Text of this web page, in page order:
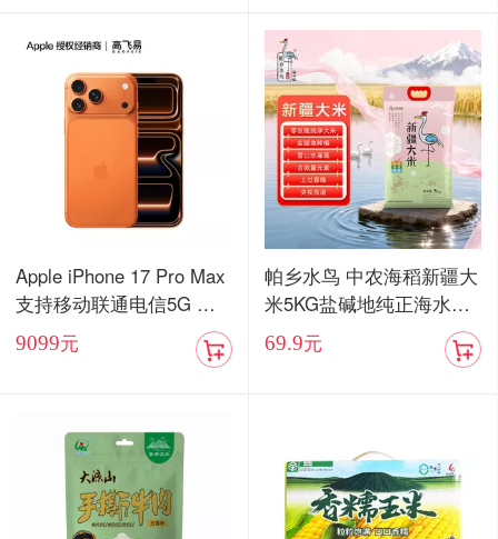
Apple iPhone 17 Pro Max
支持移动联通电信5G 双
卡双待手机【现货发售】
9099元
帕乡水鸟 中农海稻新疆大
米5KG盐碱地纯正海水稻
当季新米
69.9元